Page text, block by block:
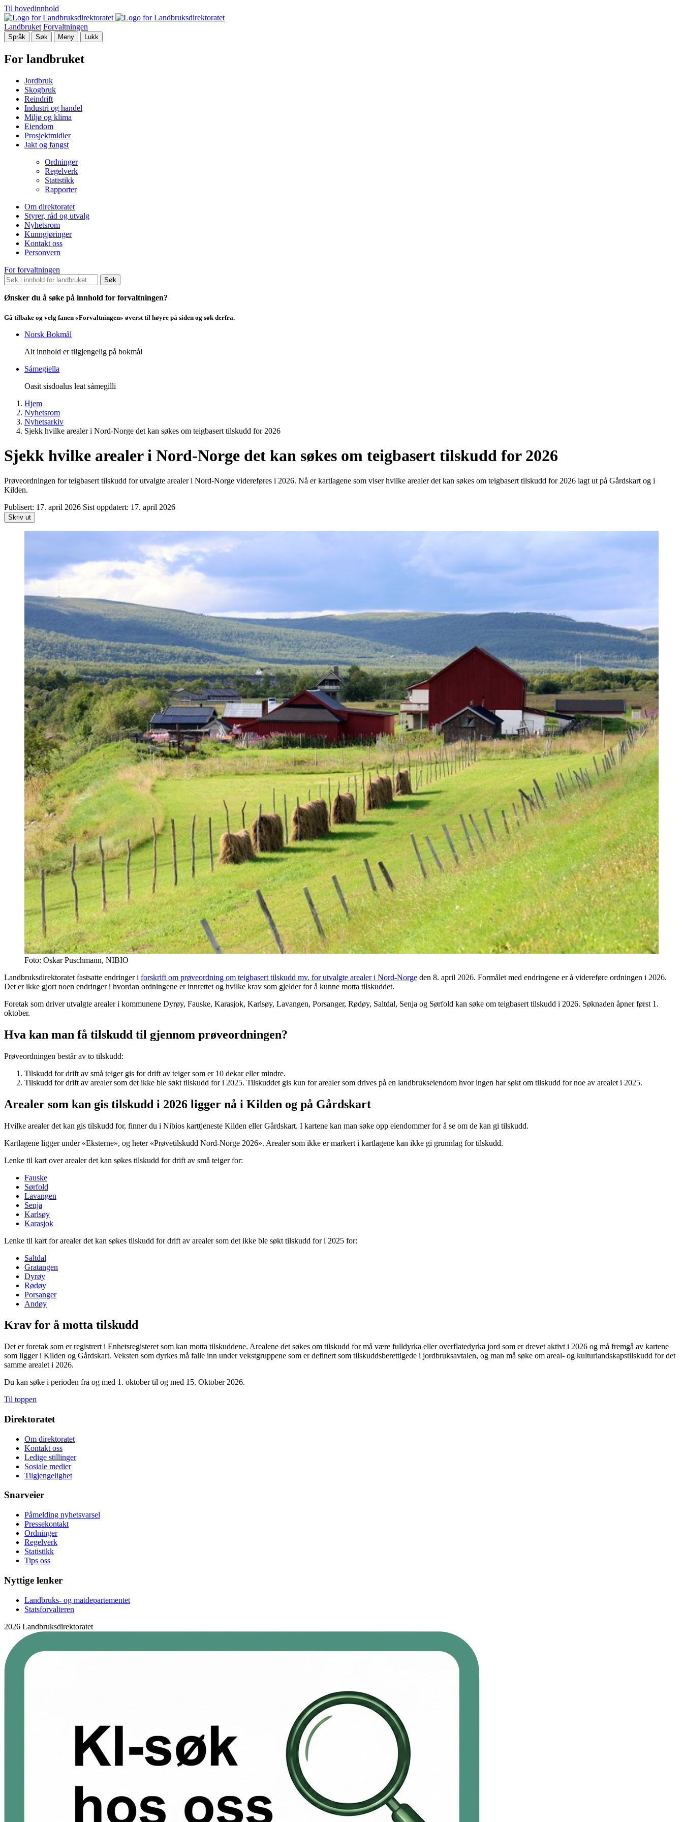
Til hovedinnhold
Landbruket Forvaltningen
Språk Søk Meny Lukk
For landbruket
Jordbruk
Skogbruk
Reindrift
Industri og handel
Miljø og klima
Eiendom
Prosjektmidler
Jakt og fangst
Ordninger
Regelverk
Statistikk
Rapporter
Om direktoratet
Styrer, råd og utvalg
Nyhetsrom
Kunngjøringer
Kontakt oss
Personvern
For forvaltningen
Søk
Ønsker du å søke på innhold for forvaltningen?
Gå tilbake og velg fanen «Forvaltningen» øverst til høyre på siden og søk derfra.
Norsk Bokmål
Alt innhold er tilgjengelig på bokmål
Sámegiella
Oasit sisdoalus leat sámegilli
Hjem
Nyhetsrom
Nyhetsarkiv
Sjekk hvilke arealer i Nord-Norge det kan søkes om teigbasert tilskudd for 2026
Sjekk hvilke arealer i Nord-Norge det kan søkes om teigbasert tilskudd for 2026
Prøveordningen for teigbasert tilskudd for utvalgte arealer i Nord-Norge videreføres i 2026. Nå er kartlagene som viser hvilke arealer det kan søkes om teigbasert tilskudd for 2026 lagt ut på Gårdskart og i
Kilden.
Publisert: 17. april 2026 Sist oppdatert: 17. april 2026
Skriv ut
Foto: Oskar Puschmann, NIBIO
Landbruksdirektoratet fastsatte endringer i forskrift om prøveordning om teigbasert tilskudd mv. for utvalgte arealer i Nord-Norge den 8. april 2026. Formålet med endringene er å videreføre ordningen i 2026.
Det er ikke gjort noen endringer i hvordan ordningene er innrettet og hvilke krav som gjelder for å kunne motta tilskuddet.
Foretak som driver utvalgte arealer i kommunene Dyrøy, Fauske, Karasjok, Karlsøy, Lavangen, Porsanger, Rødøy, Saltdal, Senja og Sørfold kan søke om teigbasert tilskudd i 2026. Søknaden åpner først 1.
oktober.
Hva kan man få tilskudd til gjennom prøveordningen?
Prøveordningen består av to tilskudd:
Tilskudd for drift av små teiger gis for drift av teiger som er 10 dekar eller mindre.
Tilskudd for drift av arealer som det ikke ble søkt tilskudd for i 2025. Tilskuddet gis kun for arealer som drives på en landbrukseiendom hvor ingen har søkt om tilskudd for noe av arealet i 2025.
Arealer som kan gis tilskudd i 2026 ligger nå i Kilden og på Gårdskart
Hvilke arealer det kan gis tilskudd for, finner du i Nibios karttjeneste Kilden eller Gårdskart. I kartene kan man søke opp eiendommer for å se om de kan gi tilskudd.
Kartlagene ligger under «Eksterne», og heter «Prøvetilskudd Nord-Norge 2026». Arealer som ikke er markert i kartlagene kan ikke gi grunnlag for tilskudd.
Lenke til kart over arealer det kan søkes tilskudd for drift av små teiger for:
Fauske
Sørfold
Lavangen
Senja
Karlsøy
Karasjok
Lenke til kart for arealer det kan søkes tilskudd for drift av arealer som det ikke ble søkt tilskudd for i 2025 for:
Saltdal
Gratangen
Dyrøy
Rødøy
Porsanger
Andøy
Krav for å motta tilskudd
Det er foretak som er registrert i Enhetsregisteret som kan motta tilskuddene. Arealene det søkes om tilskudd for må være fulldyrka eller overflatedyrka jord som er drevet aktivt i 2026 og må fremgå av kartene
som ligger i Kilden og Gårdskart. Veksten som dyrkes må falle inn under vekstgruppene som er definert som tilskuddsberettigede i jordbruksavtalen, og man må søke om areal- og kulturlandskapstilskudd for det
samme arealet i 2026.
Du kan søke i perioden fra og med 1. oktober til og med 15. Oktober 2026.
Til toppen
Direktoratet
Om direktoratet
Kontakt oss
Ledige stillinger
Sosiale medier
Tilgjengelighet
Snarveier
Påmelding nyhetsvarsel
Pressekontakt
Ordninger
Regelverk
Statistikk
Tips oss
Nyttige lenker
Landbruks- og matdepartementet
Statsforvalteren
2026 Landbruksdirektoratet